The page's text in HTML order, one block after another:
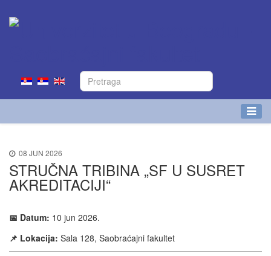
08 JUN 2026
STRUČNA TRIBINA „SF U SUSRET
AKREDITACIJI“
📅 Datum: 10 jun 2026.
📌 Lokacija: Sala 128, Saobraćajni fakultet